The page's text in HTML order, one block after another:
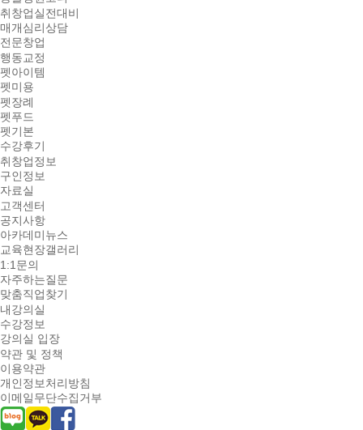
취창업실전대비
매개심리상담
전문창업
행동교정
펫아이템
펫미용
펫장례
펫푸드
펫기본
수강후기
취창업정보
구인정보
자료실
고객센터
공지사항
아카데미뉴스
교육현장갤러리
1:1문의
자주하는질문
맞춤직업찾기
내강의실
수강정보
강의실 입장
약관 및 정책
이용약관
개인정보처리방침
이메일무단수집거부